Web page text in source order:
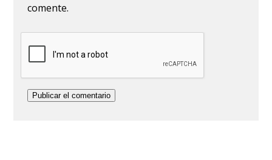
comente.